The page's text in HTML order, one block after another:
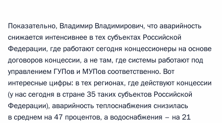
Показательно, Владимир Владимирович, что аварийность
снижается интенсивнее в тех субъектах Российской
Федерации, где работают сегодня концессионеры на основе
договоров концессии, а не там, где системы работают под
управлением ГУПов и МУПов соответственно. Вот
интересные цифры: в тех регионах, где действуют концессии
(у нас сегодня в стране 35 таких субъектов Российской
Федерации), аварийность теплоснабжения снизилась
в среднем на 47 процентов, а водоснабжения – на 21